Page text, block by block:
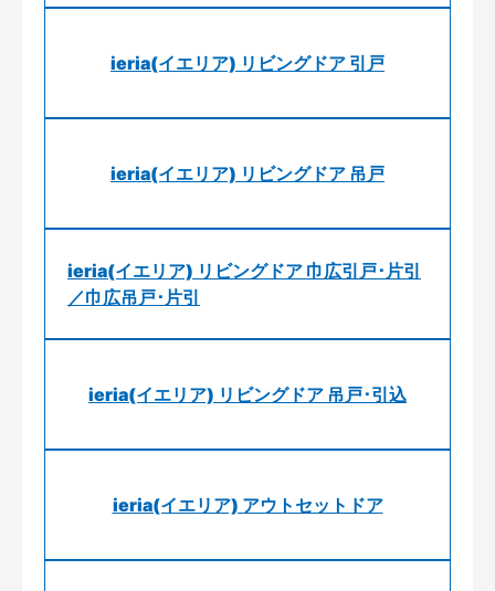
ieria(イエリア) リビングドア 引戸
ieria(イエリア) リビングドア 吊戸
ieria(イエリア) リビングドア 巾広引戸･片引
／巾広吊戸･片引
ieria(イエリア) リビングドア 吊戸･引込
ieria(イエリア) アウトセットドア